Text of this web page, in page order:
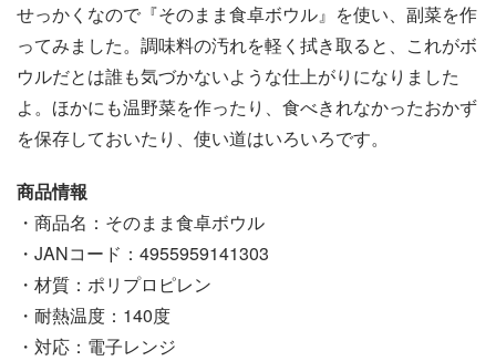
せっかくなので『そのまま食卓ボウル』を使い、副菜を作
ってみました。調味料の汚れを軽く拭き取ると、これがボ
ウルだとは誰も気づかないような仕上がりになりました
よ。ほかにも温野菜を作ったり、食べきれなかったおかず
を保存しておいたり、使い道はいろいろです。
商品情報
・商品名：そのまま食卓ボウル
・JANコード：4955959141303
・材質：ポリプロピレン
・耐熱温度：140度
・対応：電子レンジ